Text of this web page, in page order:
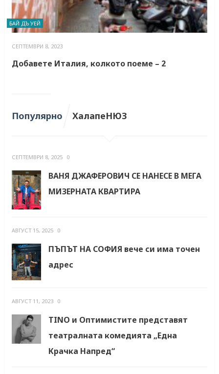
БАЙ ДЪ УЕЙ
СЕПТЕМВРИ 8, 2023
Добавете Италия, колкото поеме – 2
Популярно ХалапеНЮЗ
СЕПТЕМВРИ 8, 2025 0
ВАНЯ ДЖАФЕРОВИЧ СЕ НАНЕСЕ В МЕГА
МИЗЕРНАТА КВАРТИРА
АВГУСТ 15, 2025 0
ПЪПЪТ НА СОФИЯ вече си има точен
адрес
АВГУСТ 11, 2023 0
TINO и Оптимистите представят
театралната комедията „Една
Крачка Напред“